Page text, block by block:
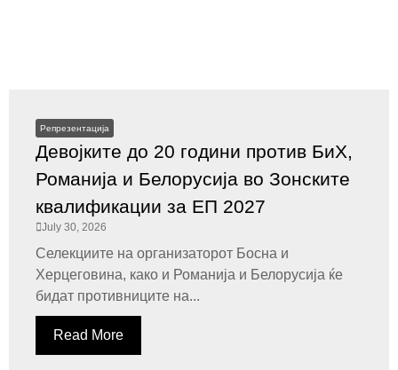
Репрезентација
Девојките до 20 години против БиХ,
Романија и Белорусија во Зонските
квалификации за ЕП 2027
July 30, 2026
Селекциите на организаторот Босна и
Херцеговина, како и Романија и Белорусија ќе
бидат противниците на...
Read More